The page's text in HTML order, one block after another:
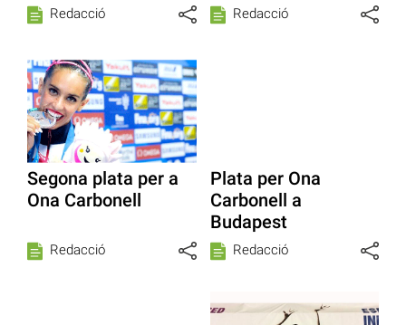
Redacció Redacció
Segona plata per a
Ona Carbonell
Redacció
Plata per Ona
Carbonell a
Budapest
Redacció